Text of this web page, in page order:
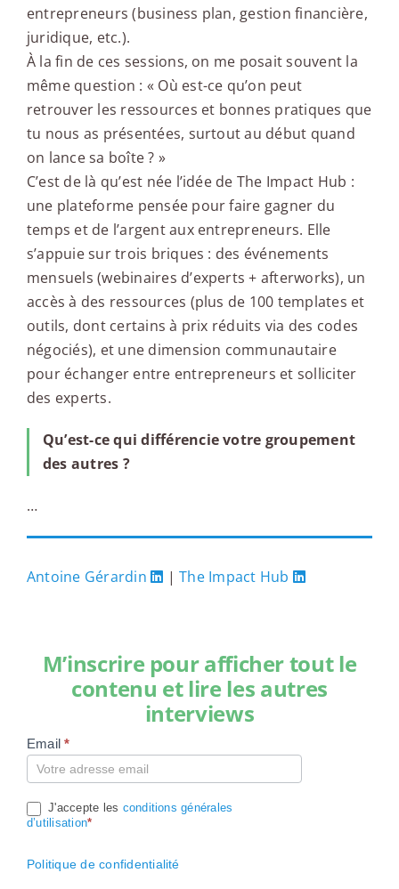
entrepreneurs (business plan, gestion financière,
juridique, etc.).
À la fin de ces sessions, on me posait souvent la
même question : « Où est-ce qu’on peut
retrouver les ressources et bonnes pratiques que
tu nous as présentées, surtout au début quand
on lance sa boîte ? »
C’est de là qu’est née l’idée de The Impact Hub :
une plateforme pensée pour faire gagner du
temps et de l’argent aux entrepreneurs. Elle
s’appuie sur trois briques : des événements
mensuels (webinaires d’experts + afterworks), un
accès à des ressources (plus de 100 templates et
outils, dont certains à prix réduits via des codes
négociés), et une dimension communautaire
pour échanger entre entrepreneurs et solliciter
des experts.
Qu’est-ce qui différencie votre groupement
des autres ?
…
Antoine Gérardin |The Impact Hub
M’inscrire pour afficher tout le
contenu et lire les autres
interviews
Compte
Email*
J'accepte les conditions générales
d’utilisation*
Politique de confidentialité